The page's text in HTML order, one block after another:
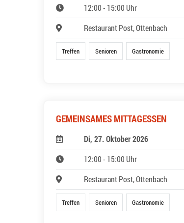
12:00 - 15:00 Uhr
Restaurant Post, Ottenbach
Treffen Senioren Gastronomie
GEMEINSAMES MITTAGESSEN
Di, 27. Oktober 2026
12:00 - 15:00 Uhr
Restaurant Post, Ottenbach
Treffen Senioren Gastronomie